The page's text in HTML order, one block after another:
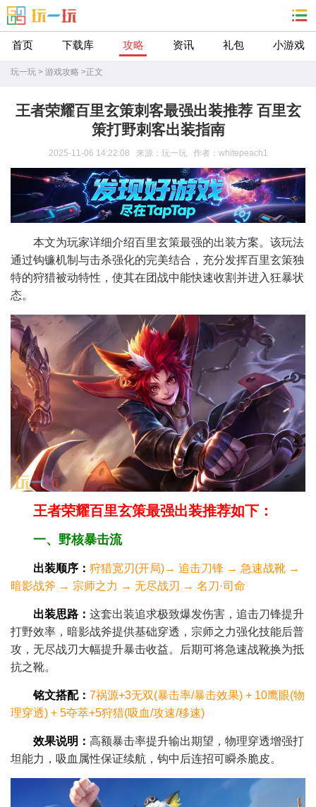
首页 下载库 攻略 资讯 礼包 小游戏
玩一玩 > 游戏攻略 >正文
王者荣耀百里玄策刺客最强出装推荐 百里玄
策打野刺客出装指南
2025-11-06 14:22:08 来源：玩一玩 作者：whitepeach1
本文为玩家详细介绍百里玄策最强的出装方案。该玩法
通过钩镰机制与击杀强化的完美结合，充分发挥百里玄策独
特的狩猎被动特性，使其在团战中能快速收割并进入狂暴状
态。
王者荣耀百里玄策最强出装推荐如下：
一、野核暴击流
​出装顺序​： 狩猎宽刃(开局)→ 追击刀锋 → 急速战靴 →
暗影战斧 → 宗师之力 → 无尽战刃 → 名刀·司命
​出装思路​： 这套出装追求极致爆发伤害，追击刀锋提升
打野效率，暗影战斧提供基础穿透，宗师之力强化技能后普
攻，无尽战刃大幅提升暴击收益。后期可将急速战靴换为抵
抗之靴。
​铭文搭配​： 7祸源+3无双(暴击率/暴击效果) + 10鹰眼(物
理穿透) + 5夺萃+5狩猎(吸血/攻速/移速)
效果说明： 高额暴击率提升输出期望，物理穿透增强打
坦能力，吸血属性保证续航，钩中后连招可瞬杀脆皮。